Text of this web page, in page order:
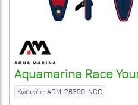
Aquamarina Race
Κωδικός: AQM-28390-NCC